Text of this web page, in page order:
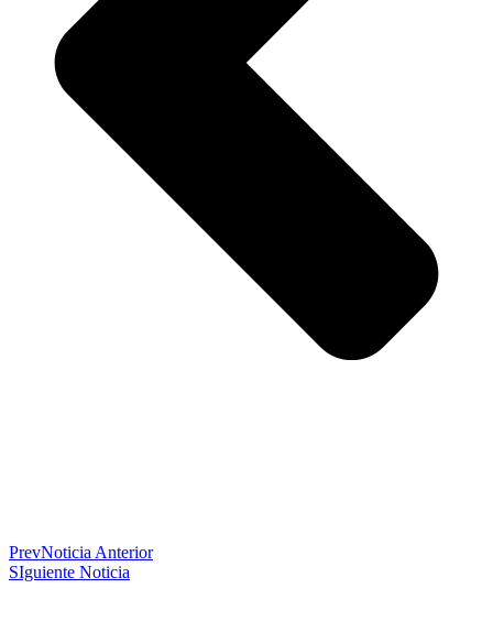
PrevNoticia Anterior
SIguiente Noticia